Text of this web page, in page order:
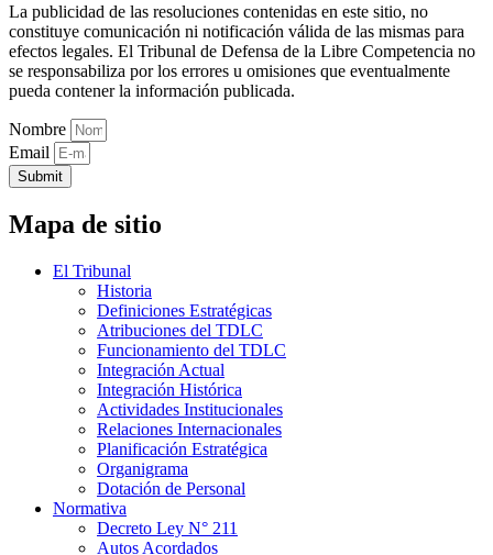
La publicidad de las resoluciones contenidas en este sitio, no
constituye comunicación ni notificación válida de las mismas para
efectos legales. El Tribunal de Defensa de la Libre Competencia no
se responsabiliza por los errores u omisiones que eventualmente
pueda contener la información publicada.
Nombre
Email
Submit
Mapa de sitio
El Tribunal
Historia
Definiciones Estratégicas
Atribuciones del TDLC
Funcionamiento del TDLC
Integración Actual
Integración Histórica
Actividades Institucionales
Relaciones Internacionales
Planificación Estratégica
Organigrama
Dotación de Personal
Normativa
Decreto Ley N° 211
Autos Acordados